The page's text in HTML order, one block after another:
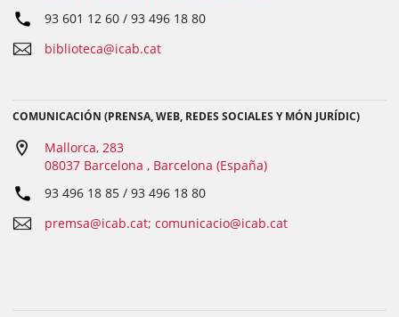
93 601 12 60 / 93 496 18 80
biblioteca@icab.cat
COMUNICACIÓN (PRENSA, WEB, REDES SOCIALES Y MÓN JURÍDIC)
Mallorca, 283
08037 Barcelona , Barcelona (España)
93 496 18 85 / 93 496 18 80
premsa@icab.cat; comunicacio@icab.cat